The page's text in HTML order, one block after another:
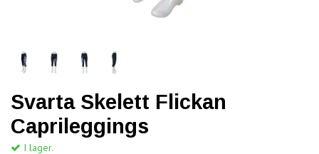
Svarta Skelett Flickan
Caprileggings
I lager.